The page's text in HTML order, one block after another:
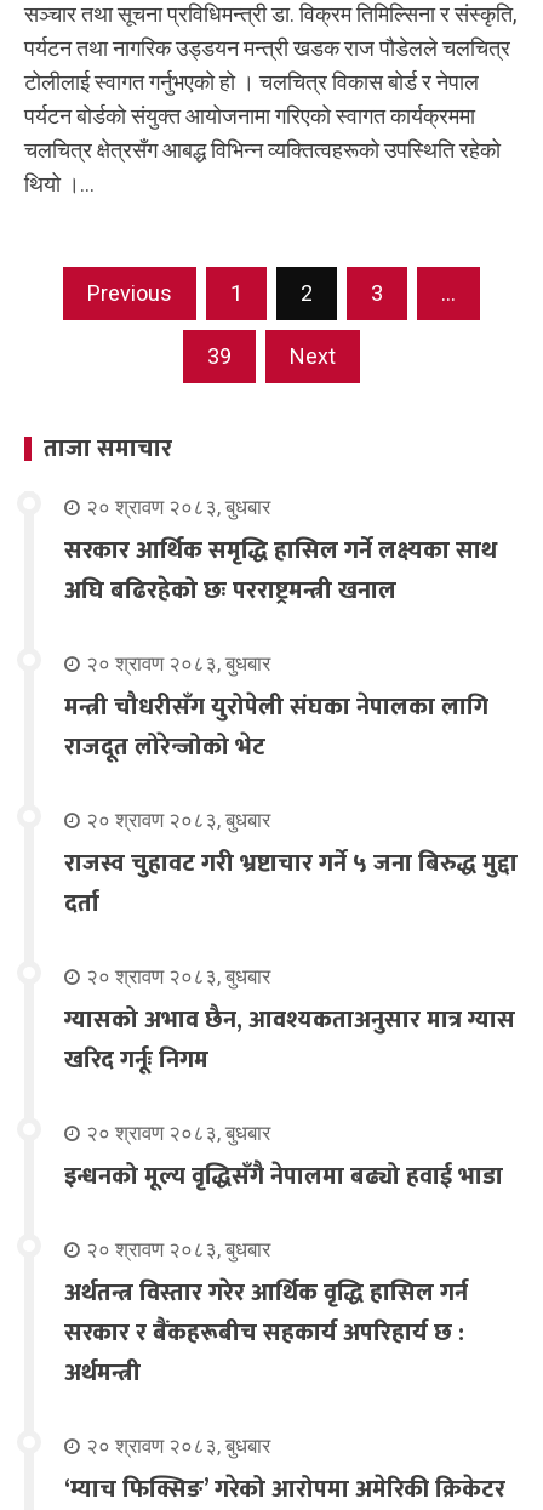
सञ्चार तथा सूचना प्रविधिमन्त्री डा. विक्रम तिमिल्सिना र संस्कृति,
पर्यटन तथा नागरिक उड्डयन मन्त्री खडक राज पौडेलले चलचित्र
टोलीलाई स्वागत गर्नुभएको हो । चलचित्र विकास बोर्ड र नेपाल
पर्यटन बोर्डको संयुक्त आयोजनामा गरिएको स्वागत कार्यक्रममा
चलचित्र क्षेत्रसँग आबद्ध विभिन्न व्यक्तित्वहरूको उपस्थिति रहेको
थियो ।...
Posts
navigation
Previous 1 2 3 …
39 Next
ताजा समाचार
२० श्रावण २०८३, बुधबार
सरकार आर्थिक समृद्धि हासिल गर्ने लक्ष्यका साथ
अघि बढिरहेको छः परराष्ट्रमन्त्री खनाल
२० श्रावण २०८३, बुधबार
मन्त्री चौधरीसँग युरोपेली संघका नेपालका लागि
राजदूत लोरेन्जोको भेट
२० श्रावण २०८३, बुधबार
राजस्व चुहावट गरी भ्रष्टाचार गर्ने ५ जना बिरुद्ध मुद्दा
दर्ता
२० श्रावण २०८३, बुधबार
ग्यासको अभाव छैन, आवश्यकताअनुसार मात्र ग्यास
खरिद गर्नूः निगम
२० श्रावण २०८३, बुधबार
इन्धनको मूल्य वृद्धिसँगै नेपालमा बढ्यो हवाई भाडा
२० श्रावण २०८३, बुधबार
अर्थतन्त्र विस्तार गरेर आर्थिक वृद्धि हासिल गर्न
सरकार र बैंकहरूबीच सहकार्य अपरिहार्य छ :
अर्थमन्त्री
२० श्रावण २०८३, बुधबार
‘म्याच फिक्सिङ’ गरेको आरोपमा अमेरिकी क्रिकेटर